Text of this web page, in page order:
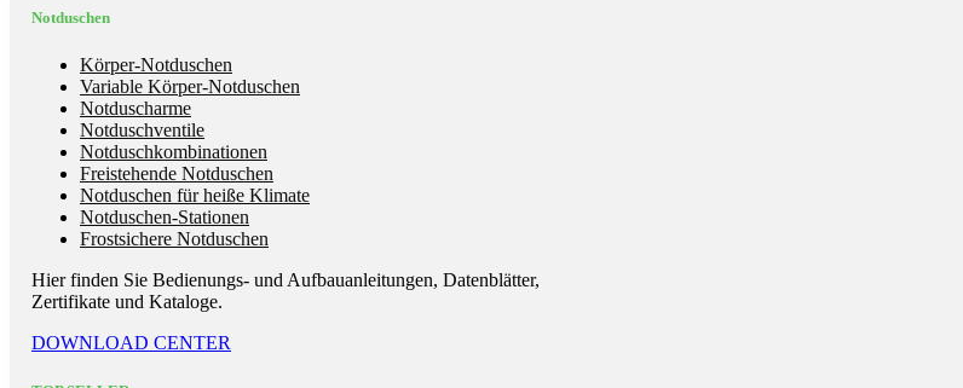
Notduschen
Körper-Notduschen
Variable Körper-Notduschen
Notduscharme
Notduschventile
Notduschkombinationen
Freistehende Notduschen
Notduschen für heiße Klimate
Notduschen-Stationen
Frostsichere Notduschen
Hier finden Sie Bedienungs- und Aufbauanleitungen, Datenblätter,
Zertifikate und Kataloge.
DOWNLOAD CENTER